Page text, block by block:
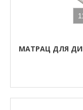
МАТРАЦ ДЛЯ